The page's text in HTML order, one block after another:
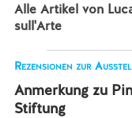
Alle Artikel von
sull'Arte
Rezensionen zur
Anmerkung zu
Stiftung